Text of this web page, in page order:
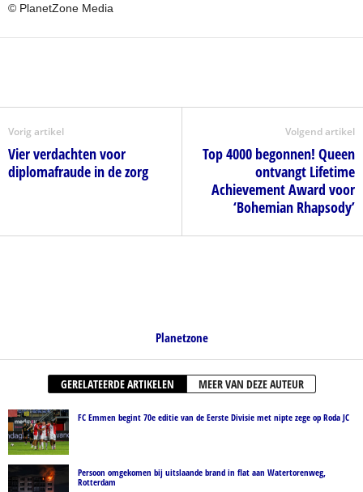
© PlanetZone Media
Vorig artikel
Vier verdachten voor
diplomafraude in de zorg
Volgend artikel
Top 4000 begonnen! Queen
ontvangt Lifetime
Achievement Award voor
‘Bohemian Rhapsody’
Planetzone
GERELATEERDE ARTIKELEN MEER VAN DEZE AUTEUR
FC Emmen begint 70e editie van de Eerste Divisie met nipte zege op Roda JC
Persoon omgekomen bij uitslaande brand in flat aan Watertorenweg,
Rotterdam